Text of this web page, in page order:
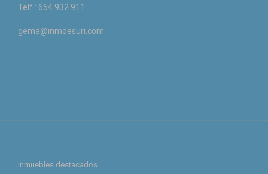
Telf.: 654 932 911
gema@inmoesuri.com
Inmuebles destacados